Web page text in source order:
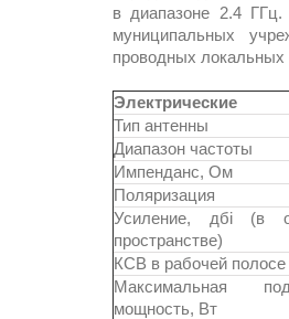
в диапазоне 2.4
муниципальных
проводных локальных
Электрические
Тип антенны
Диапазон частоты
Импенданс, Ом
Поляризация
Усиление, дбi (в
пространстве)
КСВ в рабочей полосе
Максимальная
мощность, Вт